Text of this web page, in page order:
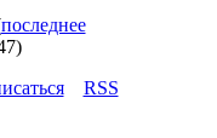
последнее
)
RSS